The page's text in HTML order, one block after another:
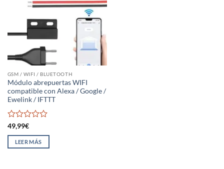
GSM / WIFI / BLUETOOTH
Módulo abrepuertas WIFI
compatible con Alexa / Google /
Ewelink / IFTTT
Valorado
con
de
49,99€
LEER MÁS